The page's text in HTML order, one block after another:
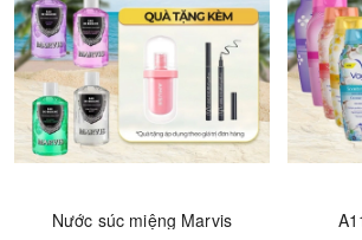
Nước súc miệng Marvis